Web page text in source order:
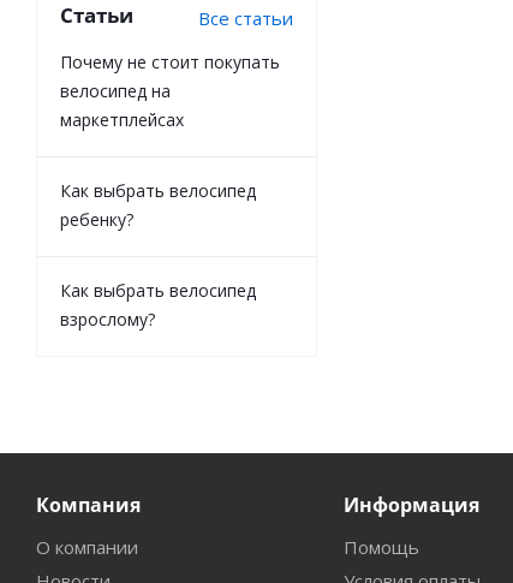
Статьи Все статьи
Почему не стоит покупать
велосипед на
маркетплейсах
Как выбрать велосипед
ребенку?
Как выбрать велосипед
взрослому?
Компания
О компании
Информация
Помощь